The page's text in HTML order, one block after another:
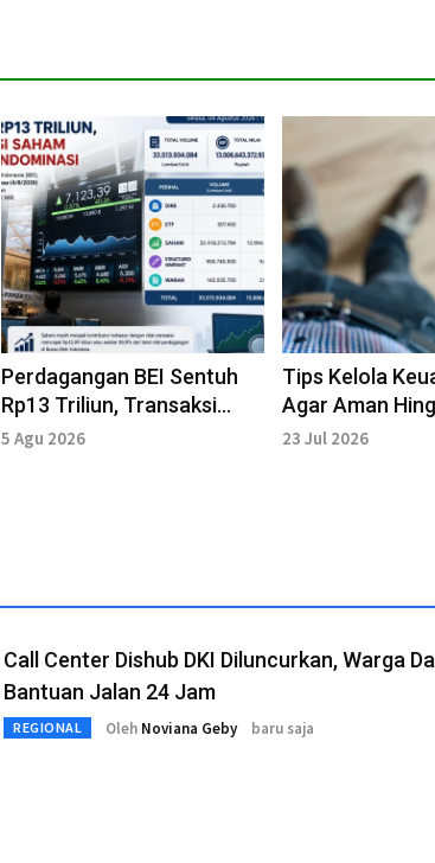
Perdagangan BEI Sentuh
Rp13 Triliun, Transaksi
Saham Masih Mendominasi
5 Agu 2026
Tips Kelola
Agar Aman
Bulan
23 Jul 2026
Call Center Dishub DKI Diluncurkan, Warga
Bantuan Jalan 24 Jam
REGIONAL Oleh Noviana Geby baru saja